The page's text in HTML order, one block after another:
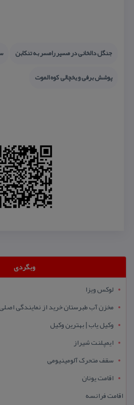
جنگل دالخانی در مسیر رامسر به تنكابن
پوشش برفی و یخچالی كوه الموت
وبگردی
لوکس ویزا
مخزن آب طبرستان خرید از نمایندگی اصلی
وکیل یاب | بهترین وکیل
ایمپلنت شیراز
سقف متحرک آلومینیومی
اقامت یونان
اقامت فرانسه